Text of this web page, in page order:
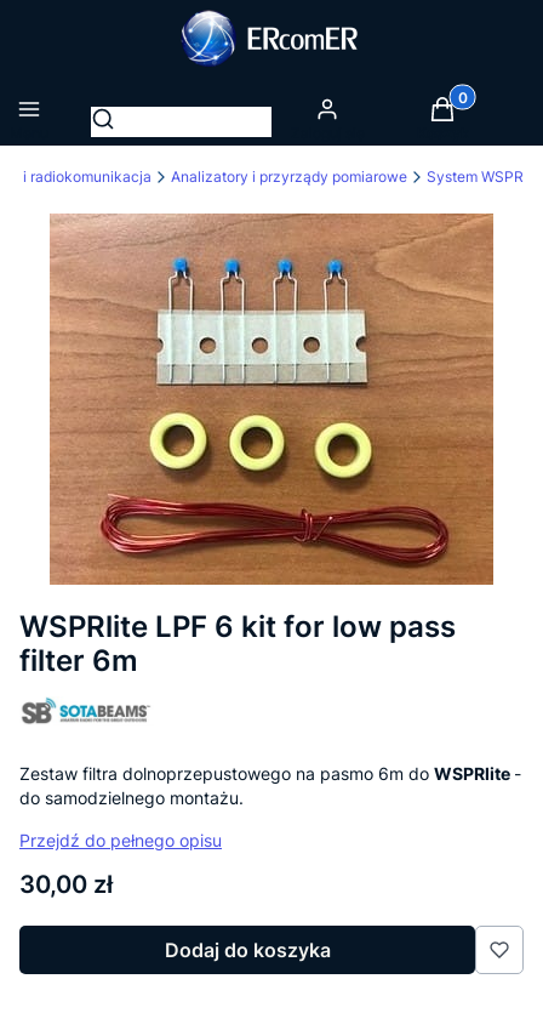
Otwórz wyszukiwarkę Produkty w
i radiokomunikacja Analizatory i przyrządy pomiarowe System WSPR
WSPRlite LPF 6 kit for low pass
filter 6m
Zestaw filtra dolnoprzepustowego na pasmo 6m do WSPRlite -
do samodzielnego montażu.
Przejdź do pełnego opisu
Cena
30,00 zł
Dodaj do koszyka